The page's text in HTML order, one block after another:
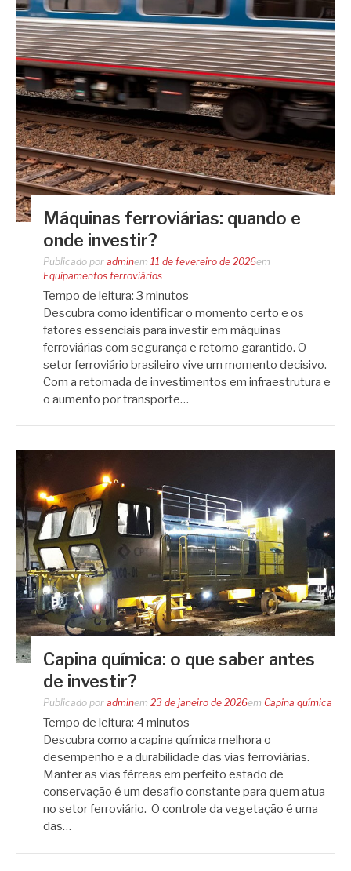
Máquinas ferroviárias: quando e
onde investir?
Publicado por adminem 11 de fevereiro de 2026em
Equipamentos ferroviários
Tempo de leitura: 3 minutos
Descubra como identificar o momento certo e os
fatores essenciais para investir em máquinas
ferroviárias com segurança e retorno garantido. O
setor ferroviário brasileiro vive um momento decisivo.
Com a retomada de investimentos em infraestrutura e
o aumento por transporte…
Capina química: o que saber antes
de investir?
Publicado por adminem 23 de janeiro de 2026em Capina química
Tempo de leitura: 4 minutos
Descubra como a capina química melhora o
desempenho e a durabilidade das vias ferroviárias.
Manter as vias férreas em perfeito estado de
conservação é um desafio constante para quem atua
no setor ferroviário. O controle da vegetação é uma
das…